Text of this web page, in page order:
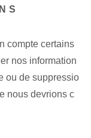
compte certains
nos information
ou de suppressio
nous devrions c